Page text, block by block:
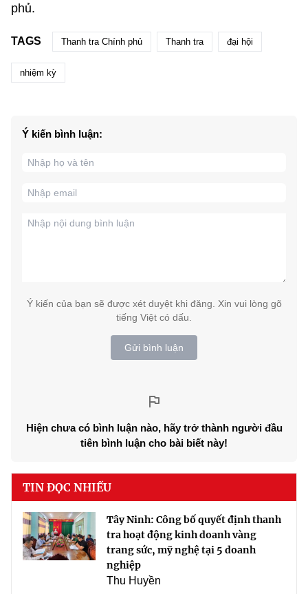
phủ.
TAGS Thanh tra Chính phủ Thanh tra đại hội
nhiệm kỳ
Ý kiến bình luận:
Ý kiến của bạn sẽ được xét duyệt khi đăng. Xin vui lòng gõ
tiếng Việt có dấu.
Gửi bình luận
Hiện chưa có bình luận nào, hãy trở thành người đầu
tiên bình luận cho bài biết này!
TIN ĐỌC NHIỀU
Tây Ninh: Công bố quyết định thanh
tra hoạt động kinh doanh vàng
trang sức, mỹ nghệ tại 5 doanh
nghiệp
Thu Huyền